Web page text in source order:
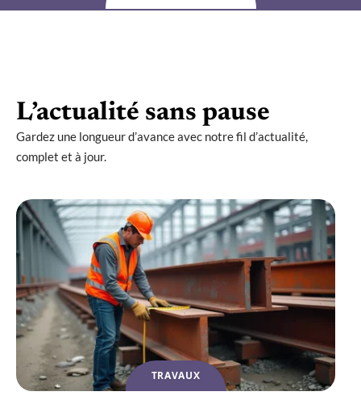
L’actualité sans pause
Gardez une longueur d’avance avec notre fil d’actualité,
complet et à jour.
TRAVAUX